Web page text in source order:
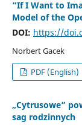
“If I Want to
Model of the
DOI: https://
Norbert Gacek
PDF (English)
„Cytrusowe”
sag rodzinnych